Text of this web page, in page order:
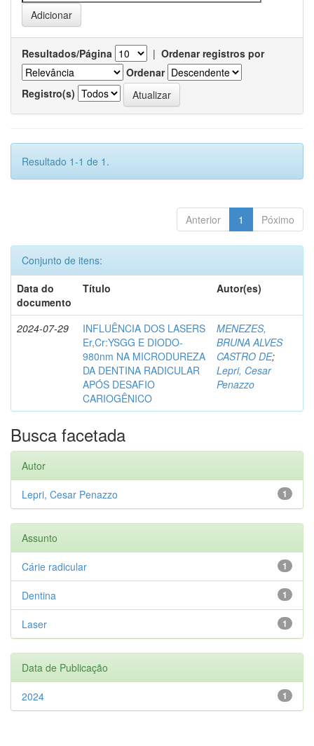
Resultados/Página | Ordenar registros por
Ordenar
Registro(s)
Resultado 1-1 de 1.
Anterior 1 Póximo
Conjunto de itens:
Data do
documento
Título Autor(es)
2024-07-29
INFLUÊNCIA DOS LASERS
Er,Cr:YSGG E DIODO-
980nm NA MICRODUREZA
DA DENTINA RADICULAR
APÓS DESAFIO
CARIOGÊNICO
MENEZES,
BRUNA ALVES
CASTRO DE;
Lepri, Cesar
Penazzo
Busca facetada
Autor
1
Lepri, Cesar Penazzo
Assunto
1
Cárie radicular
1
Dentina
1
Laser
Data de Publicação
1
2024